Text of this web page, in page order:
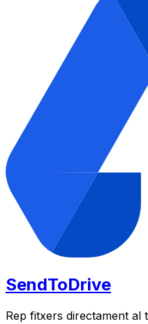
SendToDrive
Rep fitxers directament al